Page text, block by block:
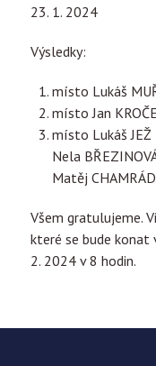
23. 1. 2024
Výsledky:
místo Lukáš
místo Jan
místo Lukáš JEŽ
Nela
Matěj
Všem gratulujeme.
které se bude konat
2. 2024 v 8 hodin.